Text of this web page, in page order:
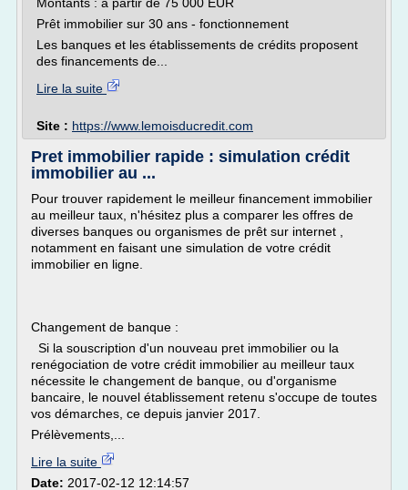
Prêt immobilier sur 30 ans - fonctionnement
Les banques et les établissements de crédits proposent
des financements de...
Lire la suite
Site : https://www.lemoisducredit.com
Pret immobilier rapide : simulation crédit
immobilier au ...
Pour trouver rapidement le meilleur financement immobilier
au meilleur taux, n'hésitez plus a comparer les offres de
diverses banques ou organismes de prêt sur internet ,
notamment en faisant une simulation de votre crédit
immobilier en ligne.
Changement de banque :
Si la souscription d'un nouveau pret immobilier ou la
renégociation de votre crédit immobilier au meilleur taux
nécessite le changement de banque, ou d'organisme
bancaire, le nouvel établissement retenu s'occupe de toutes
vos démarches, ce depuis janvier 2017.
Prélèvements,...
Lire la suite
Date: 2017-02-12 12:14:57